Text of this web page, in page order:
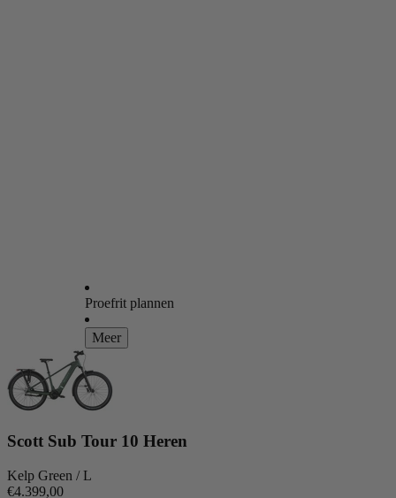
Proefrit plannen
Meer
Scott Sub Tour 10 Heren
Kelp Green / L
€4.399,00